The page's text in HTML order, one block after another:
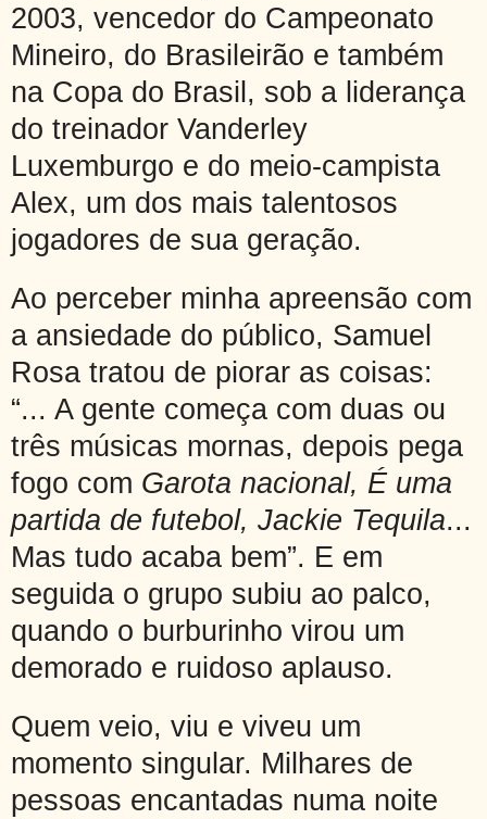
2003, vencedor do Campeonato
Mineiro, do Brasileirão e também
na Copa do Brasil, sob a liderança
do treinador Vanderley
Luxemburgo e do meio-campista
Alex, um dos mais talentosos
jogadores de sua geração.
Ao perceber minha apreensão com
a ansiedade do público, Samuel
Rosa tratou de piorar as coisas:
“... A gente começa com duas ou
três músicas mornas, depois pega
fogo com Garota nacional, É uma
partida de futebol, Jackie Tequila...
Mas tudo acaba bem”. E em
seguida o grupo subiu ao palco,
quando o burburinho virou um
demorado e ruidoso aplauso.
Quem veio, viu e viveu um
momento singular. Milhares de
pessoas encantadas numa noite